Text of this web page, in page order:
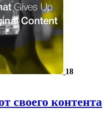
18
своего контента